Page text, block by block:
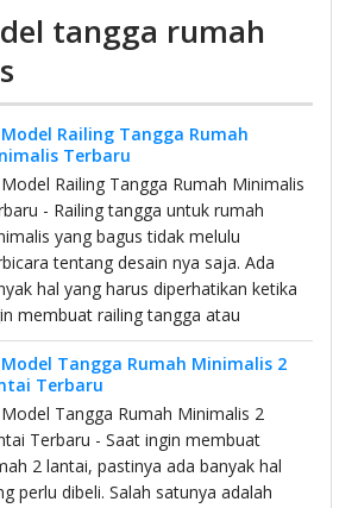
tangga rumah
Model Railing Tangga Rumah
Terbaru
Railing Tangga Rumah Minimalis
- Railing tangga untuk rumah
yang bagus tidak melulu
tentang desain nya saja. Ada
hal yang harus diperhatikan ketika
membuat railing tangga atau
Model Tangga Rumah Minimalis 2
Terbaru
Tangga Rumah Minimalis 2
Terbaru - Saat ingin membuat
2 lantai, pastinya ada banyak hal
perlu dibeli. Salah satunya adalah